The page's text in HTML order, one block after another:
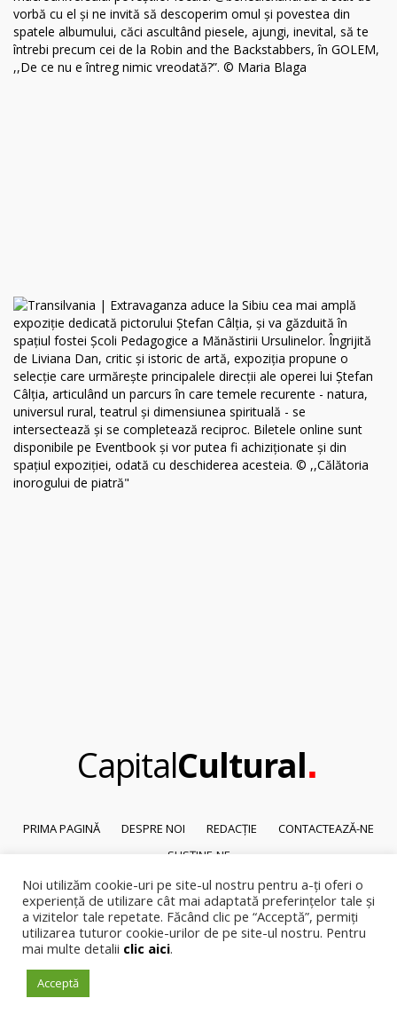
CapitalCultural.
PRIMA PAGINĂ DESPRE NOI REDACȚIE
CONTACTEAZĂ-NE
SUSȚINE-NE
© 2026Capital Cultural
Reproducerea integrală sau parțială a textelor sau a ilustrațiilor din orice
pagină a site-ului este posibilă numai cu acordul prealabil scris al Capital
Noi utilizăm cookie-uri pe site-ul nostru pentru a-ți oferi o
experiență de utilizare cât mai adaptată preferințelor tale și
a vizitelor tale repetate. Făcând clic pe “Acceptă”, permiți
utilizarea tuturor cookie-urilor de pe site-ul nostru. Pentru
mai multe detalii clic aici.
Acceptă